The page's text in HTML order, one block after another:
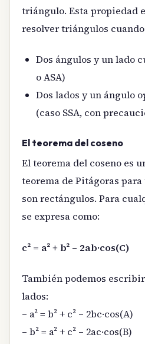
triángulo. Esta propiedad
resolver triángulos
Dos ángulos y un lado
o ASA)
Dos lados y un ángulo
(caso SSA, con
El teorema del coseno
El teorema del coseno es
teorema de Pitágoras
son rectángulos. Para
se expresa como:
c² = a² + b² – 2ab·cos(C)
También podemos
lados:
– a² = b² + c² – 2bc·cos(A)
– b² = a² + c² – 2ac·cos(B)